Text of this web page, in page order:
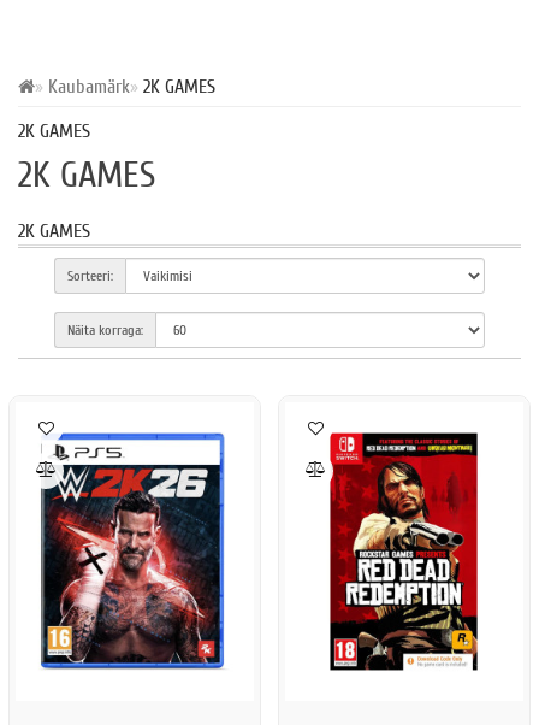
Kaubamärk 2K GAMES
2K GAMES
2K GAMES
2K GAMES
Sorteeri:
Näita korraga: